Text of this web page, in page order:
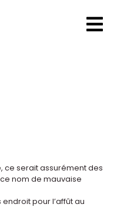
ce serait assurément des
nom de mauvaise
pour l’affût au